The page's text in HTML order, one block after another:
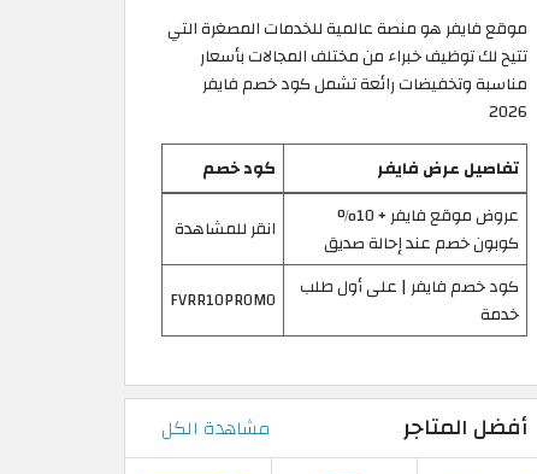
موقع فايفر هو منصة عالمية للخدمات المصغرة التي
تتيح لك توظيف خبراء من مختلف المجالات بأسعار
مناسبة وتخفيضات رائعة تشمل كود خصم فايفر
2026
تفاصيل عرض فايفر
كود خصم
عروض موقع فايفر + 10%
كوبون خصم عند إحالة صديق
انقر للمشاهدة
كود خصم فايفر | على أول طلب
خدمة
FVRR10PROMO
أفضل المتاجر مشاهدة الكل